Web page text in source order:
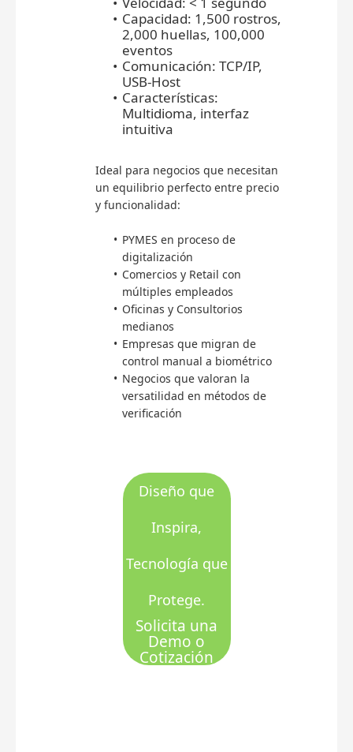
Capacidad: 1,500 rostros,
2,000 huellas, 100,000
eventos
Comunicación: TCP/IP,
USB-Host
Características:
Multidioma, interfaz
intuitiva
Ideal para negocios que necesitan
un equilibrio perfecto entre precio
y funcionalidad:
PYMES en proceso de
digitalización
Comercios y Retail con
múltiples empleados
Oficinas y Consultorios
medianos
Empresas que migran de
control manual a biométrico
Negocios que valoran la
versatilidad en métodos de
verificación
Diseño que
Inspira,
Tecnología que
Protege.
Solicita una
Demo o
Cotización